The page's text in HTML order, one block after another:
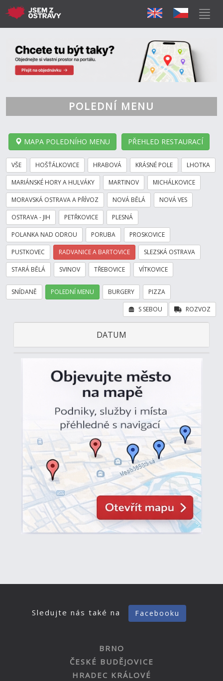
POLEDNÍ MENU
MAPA POLEDNÍHO MENU PŘEHLED RESTAURACÍ
VŠE HOŠŤÁLKOVICE HRABOVÁ KRÁSNÉ POLE LHOTKA
MARIÁNSKÉ HORY A HULVÁKY MARTINOV MICHÁLKOVICE
MORAVSKÁ OSTRAVA A PŘÍVOZ NOVÁ BĚLÁ NOVÁ VES
OSTRAVA - JIH PETŘKOVICE PLESNÁ
POLANKA NAD ODROU PORUBA PROSKOVICE
PUSTKOVEC RADVANICE A BARTOVICE SLEZSKÁ OSTRAVA
STARÁ BĚLÁ SVINOV TŘEBOVICE VÍTKOVICE
SNÍDANĚ POLEDNÍ MENU BURGERY PIZZA
ROZVOZ
S SEBOU
DATUM
Sledujte nás také na Facebooku
BRNO
ČESKÉ BUDĚJOVICE
HRADEC KRÁLOVÉ